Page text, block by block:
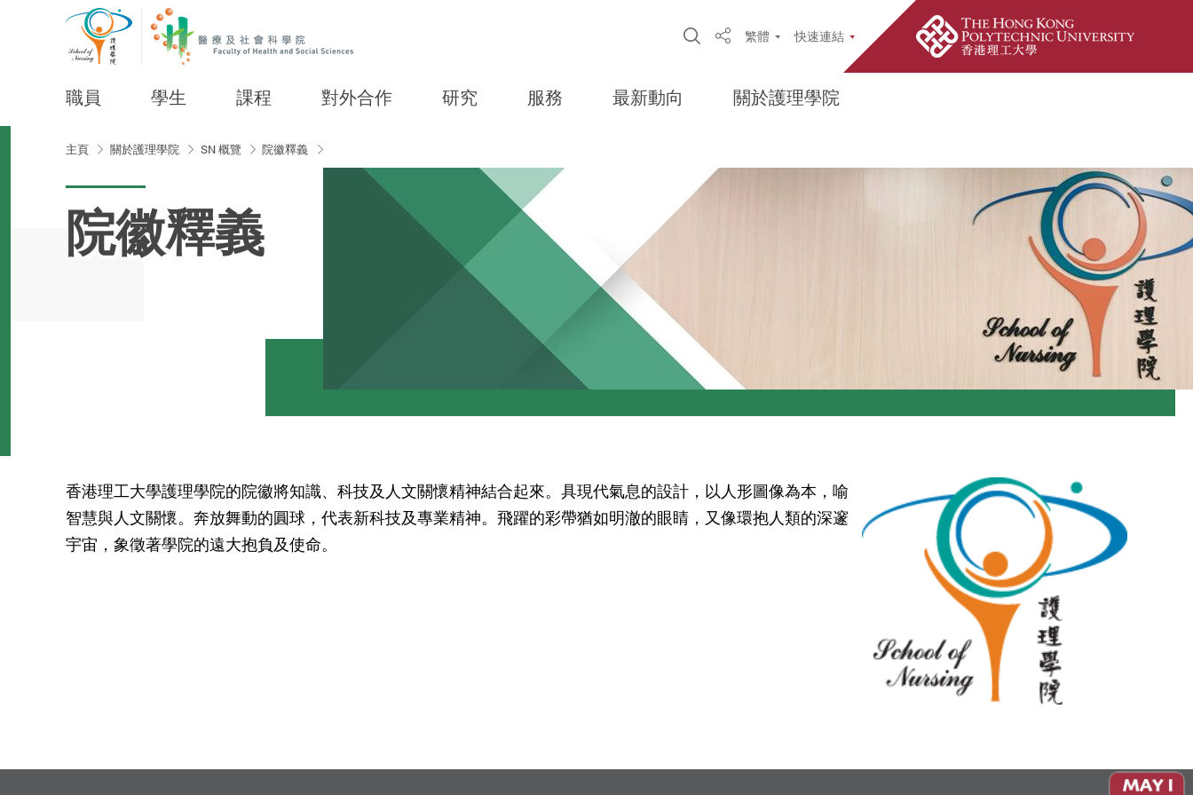
Open Site Search Popup
Share繁體 快速連結
職員 學生 課程 對外合作 研究 服務 最新動向 關於護理學院
主頁 關於護理學院 SN 概覽 院徽釋義
院徽釋義
香港理工大學護理學院的院徽將知識、科技及人文關懷精神結合起來。具現代氣息的設計，以人形圖像為本，喻
智慧與人文關懷。奔放舞動的圓球，代表新科技及專業精神。飛躍的彩帶猶如明澈的眼睛，又像環抱人類的深邃
宇宙，象徵著學院的遠大抱負及使命。